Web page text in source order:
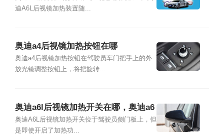
迪A6L后视镜加热装置随...
奥迪a4后视镜加热按钮在哪
奥迪a4后视镜加热按钮在驾驶员车门把手上的外
放光镜调整按钮上，将把旋转...
奥迪a6l后视镜加热开关在哪，奥迪a6
l后视镜加热怎么用
奥迪A6L后视镜加热开关位于驾驶员侧门板上，但
是即使开启了加热功...